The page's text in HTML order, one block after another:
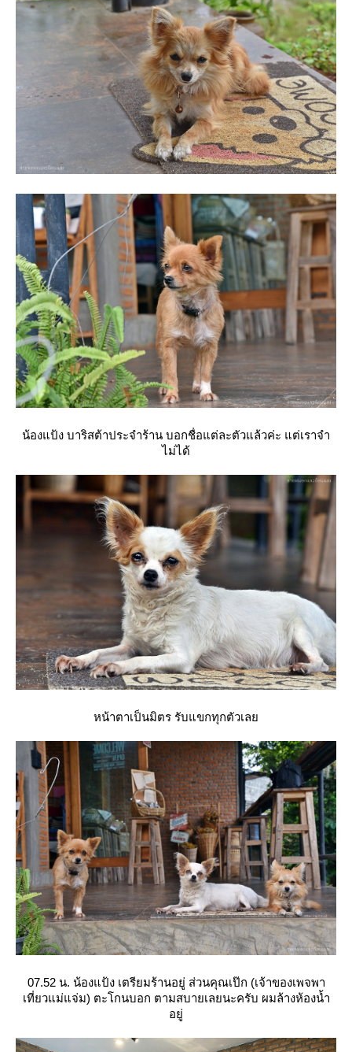
น้องแป้ง บาริสต้าประจำร้าน บอกชื่อแต่ละตัวแล้วค่ะ แต่เราจำ
ไม่ได้
หน้าตาเป็นมิตร รับแขกทุกตัวเล
07.52 น. น้องแป้ง เตรียมร้านอยู่ ส่วนคุณเป๊ก (เจ้าของเพจพา
เที่ยวแม่แจ่ม) ตะโกนบอก ตามสบายเลยนะครับ ผมล้างห้องน้ำ
อยู่